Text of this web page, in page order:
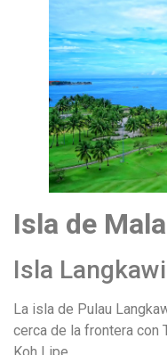
Isla de
Isla Langkawi
La isla de Pulau
cerca de la frontera con